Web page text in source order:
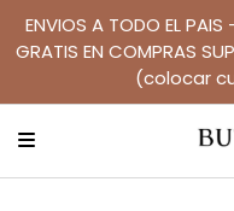
ENVIOS A TODO EL
GRATIS EN COMPRAS
(colocar